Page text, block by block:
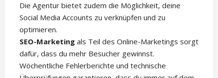
Die Agentur bietet zudem die Möglichkeit, deine
Social Media Accounts zu verknüpfen und zu
optimieren.
SEO-Marketing als Teil des Online-Marketings sorgt
dafür, dass du mehr Besucher gewinnst.
Wöchentliche Fehlerberichte und technische